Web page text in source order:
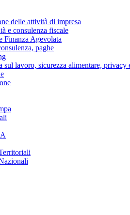
delle attività di impresa
e consulenza fiscale
Finanza Agevolata
paghe
sul lavoro, sicurezza alimentare, privacy